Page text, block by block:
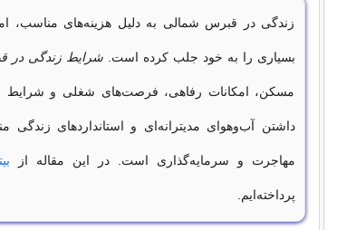
زندگی در قبرس شمالی به دلیل هزینه‌های مناسب،
بسیاری را به خود جلب کرده است.شرایط زندگی در
مسکن، امکانات رفاهی، فرصت‌های شغلی و شرایط
داشتن آب‌وهوای مدیترانه‌ای و استانداردهای زندگی
مهاجرت و سرمایه‌گذاری است. در این مقاله از
پرداخته‌ایم.